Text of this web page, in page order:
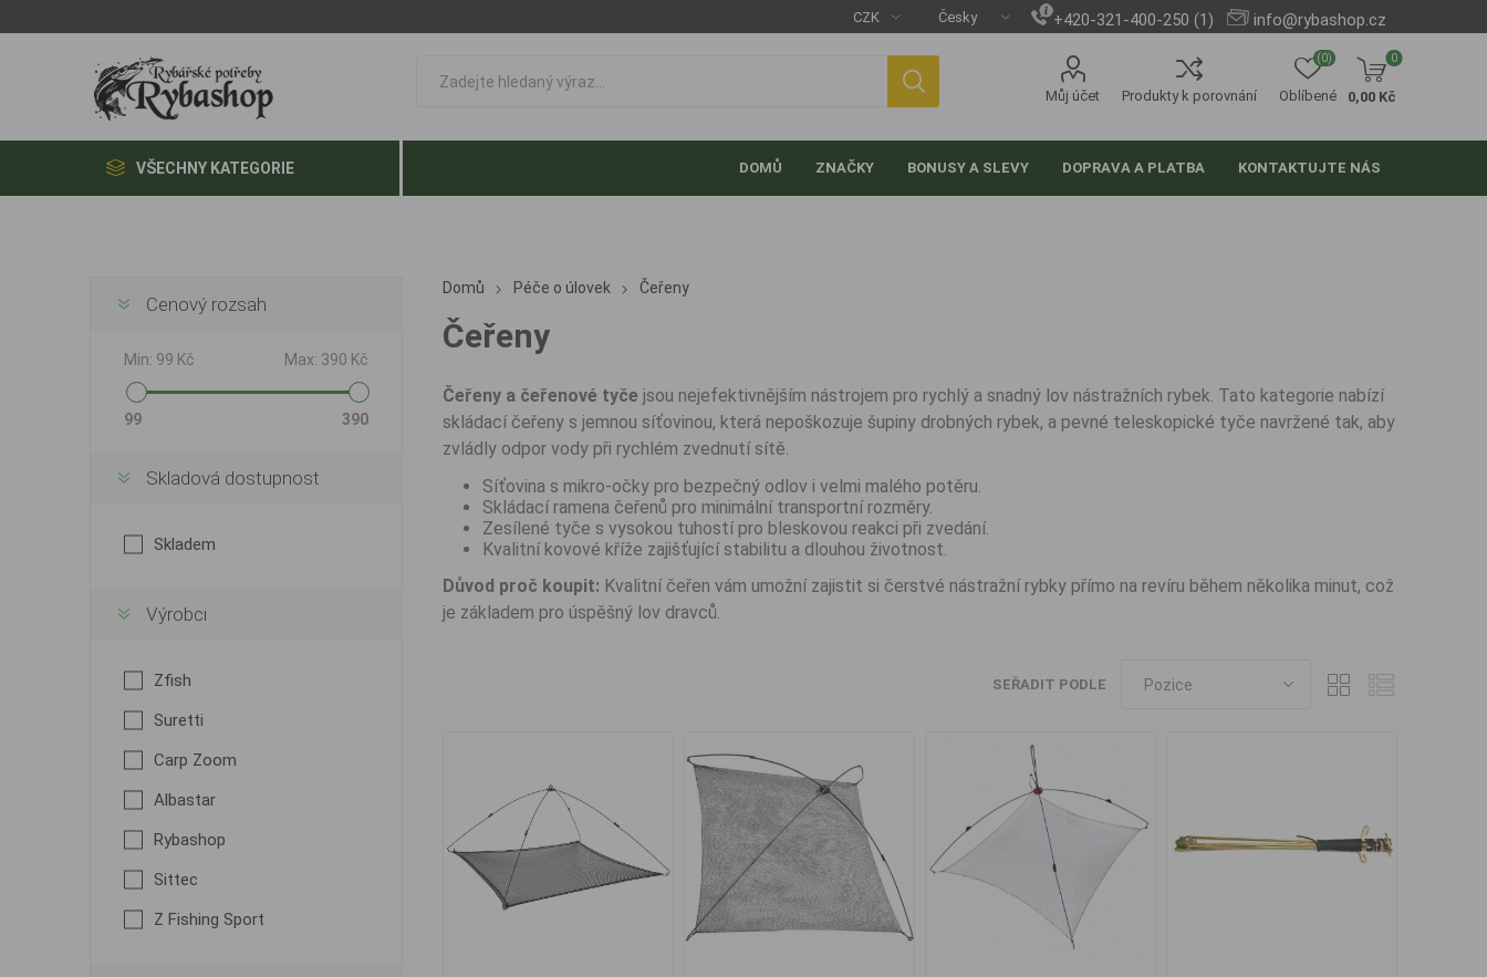
+420-321-400-250 (1) info@rybashop.cz
Můj účet Produkty k porovnání Oblíbené
(0) 0
0,00 Kč
VŠECHNY KATEGORIE DOMŮ ZNAČKY BONUSY A SLEVY DOPRAVA A PLATBA KONTAKTUJTE NÁS
Domů Péče o úlovek Čeřeny
Čeřeny
Čeřeny a čeřenové tyče jsou nejefektivnějším nástrojem pro rychlý a snadný lov nástražních rybek. Tato kategorie nabízí
skládací čeřeny s jemnou síťovinou, která nepoškozuje šupiny drobných rybek, a pevné teleskopické tyče navržené tak, aby
zvládly odpor vody při rychlém zvednutí sítě.
Síťovina s mikro-očky pro bezpečný odlov i velmi malého potěru.
Skládací ramena čeřenů pro minimální transportní rozměry.
Zesílené tyče s vysokou tuhostí pro bleskovou reakci při zvedání.
Kvalitní kovové kříže zajišťující stabilitu a dlouhou životnost.
Důvod proč koupit: Kvalitní čeřen vám umožní zajistit si čerstvé nástražní rybky přímo na revíru během několika minut, což
je základem pro úspěšný lov dravců.
SEŘADIT PODLE
Cenový rozsah
Min: 99 Kč Max: 390 Kč
99 390
Skladová dostupnost
Skladem
Výrobci
Zfish
Suretti
Carp Zoom
Albastar
Rybashop
Sittec
Z Fishing Sport